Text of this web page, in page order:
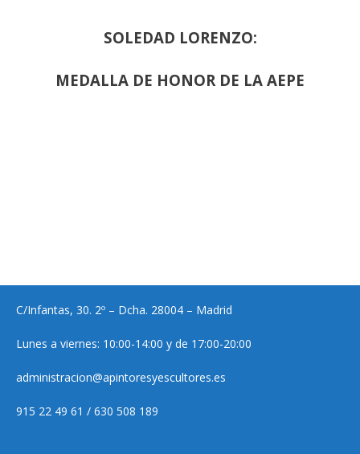
SOLEDAD LORENZO:
MEDALLA DE HONOR DE LA AEPE
C/Infantas, 30. 2º – Dcha. 28004 – Madrid
Lunes a viernes: 10:00-14:00 y de 17:00-20:00
administracion@apintoresyescultores.es
915 22 49 61 / 630 508 189